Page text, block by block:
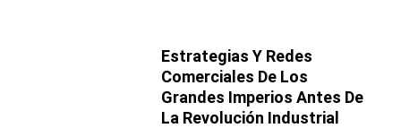
Estrategias Y Redes
Comerciales De Los
Grandes Imperios Antes De
La Revolución Industrial